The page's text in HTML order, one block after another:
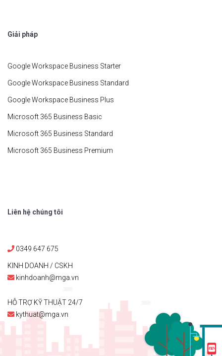
Giải pháp
Google Workspace Business Starter
Google Workspace Business Standard
Google Workspace Business Plus
Microsoft 365 Business Basic
Microsoft 365 Business Standard
Microsoft 365 Business Premium
Liên hệ chúng tôi
0349 647 675
KINH DOANH / CSKH
kinhdoanh@mga.vn
HỖ TRỢ KỸ THUẬT 24/7
kythuat@mga.vn